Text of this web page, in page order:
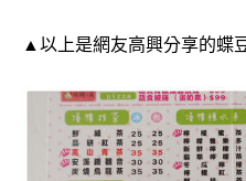
▲以上是網友高興分享的蝶